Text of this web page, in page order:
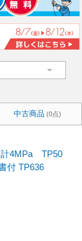
中古商品 (0点)
4MPa TP50
付 TP636